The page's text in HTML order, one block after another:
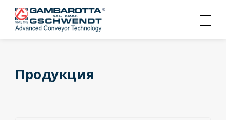
Продукция